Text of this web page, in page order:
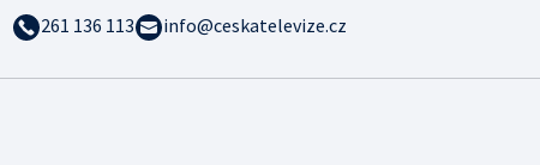
261 136 113
info@ceskatelevize.cz